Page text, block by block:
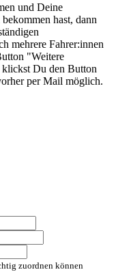
und Deine
hast, dann
mehrere Fahrer:innen
"Weitere
Du den Button
per Mail möglich.
zuordnen können